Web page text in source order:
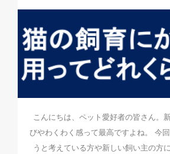
こんにちは、ペット愛好者の皆さん。
びやわくわく感って最高ですよね。 今
うと考えている方や新しい飼い主の方